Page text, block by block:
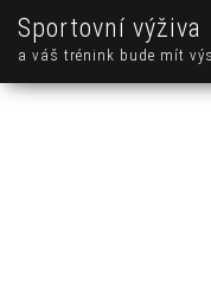
Sportovní výživa
a váš trénink bude mít